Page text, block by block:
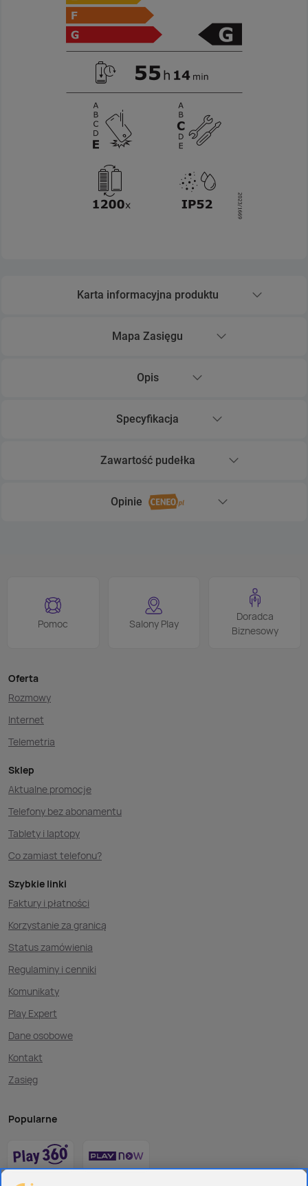
Karta informacyjna produktu
Rozwiń sekcję Karta informacyjna produktu
Mapa Zasięgu
Rozwiń sekcję Mapa Zasięgu
Opis
Rozwiń sekcję Opis
Specyfikacja
Rozwiń sekcję Specyfikacja
Zawartość pudełka
Rozwiń sekcję Zawartość pudełka
Opinie
Rozwiń sekcję Opinie
Pomoc Salony Play
Doradca
Biznesowy
Oferta
Rozmowy
Internet
Telemetria
Sklep
Aktualne promocje
Telefony bez abonamentu
Tablety i laptopy
Co zamiast telefonu?
Szybkie linki
Faktury i płatności
Korzystanie za granicą
Status zamówienia
Regulaminy i cenniki
Komunikaty
Play Expert
Dane osobowe
Kontakt
Zasięg
Popularne